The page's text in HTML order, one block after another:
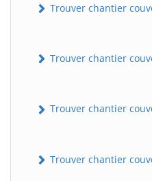
Trouver chantier
Trouver chantier
Trouver chantier
Trouver chantier